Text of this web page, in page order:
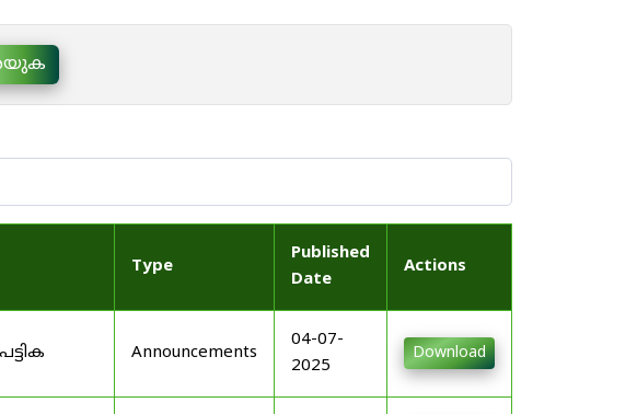
Type
Published
Date
Actions
Announcements
04-07-
2025
Download